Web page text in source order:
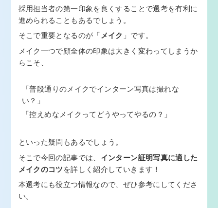
採用担当者の第一印象を良くすることで選考を有利に
進められることもあるでしょう。
そこで重要となるのが「メイク 」です。
メイク一つで顔全体の印象は大きく変わってしまうか
らこそ、
「普段通りのメイクでインターン写真は撮れな
い？」
「控えめなメイクってどうやってやるの？」
といった疑問もあるでしょう。
そこで今回の記事では、 インターン証明写真に適した
メイクのコツを詳しく紹介していきます！
本選考にも役立つ情報なので、ぜひ参考にしてくださ
い。